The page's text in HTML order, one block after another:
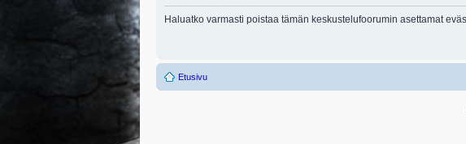
Haluatko varmasti poistaa tämän keskustelufoorumin asettamat
Etusivu